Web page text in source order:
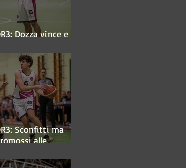
Dozza vince e
Sconfitti ma
alle